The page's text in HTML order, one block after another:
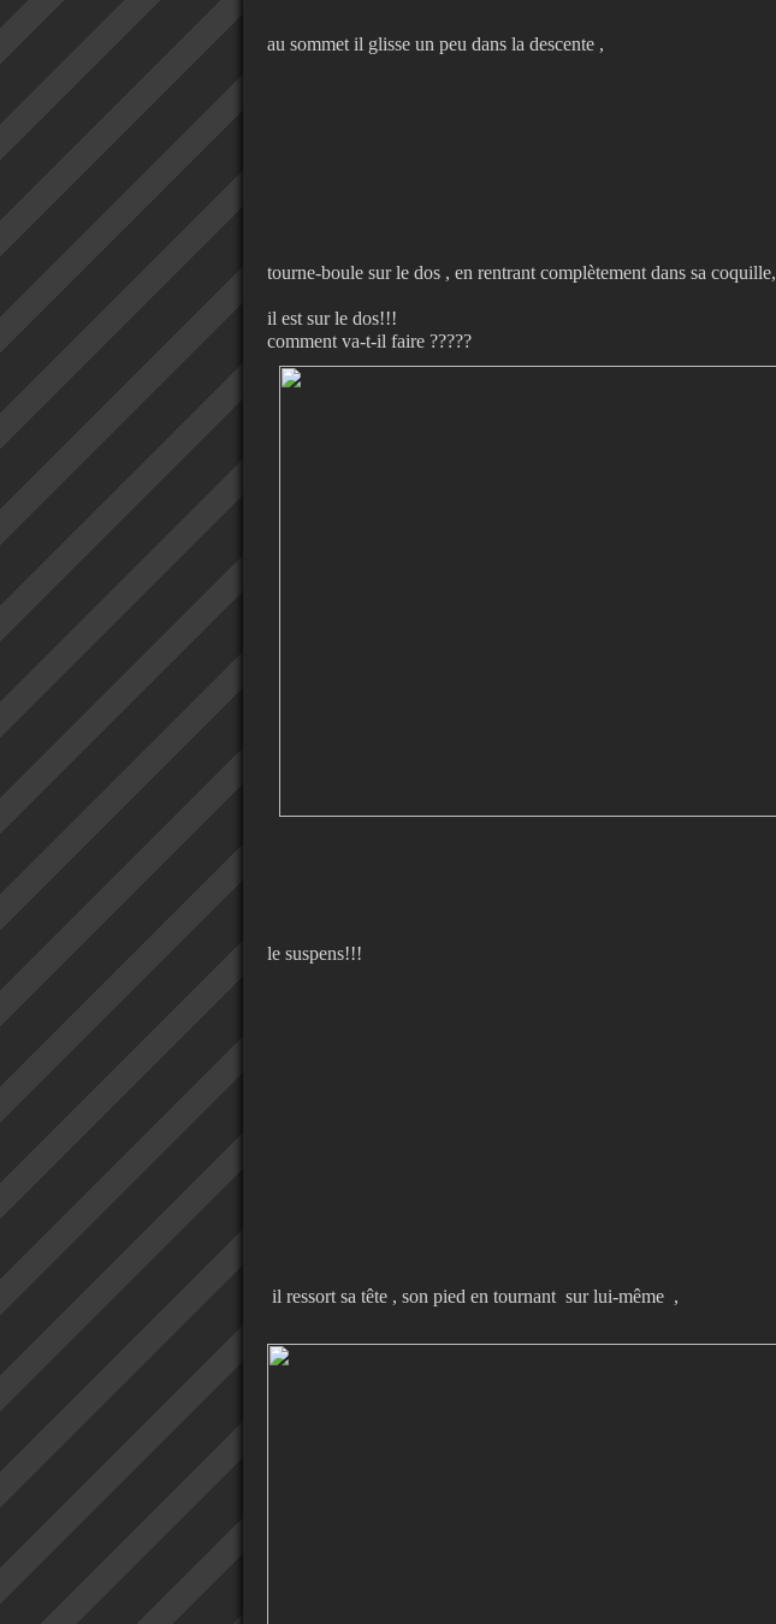
au sommet il glisse un peu dans la descente ,
tourne-boule sur le dos , en rentrant complètement dans sa coquille,
il est sur le dos!!!
comment va-t-il faire ?????
le suspens!!!
il ressort sa tête , son pied en tournant sur lui-même ,